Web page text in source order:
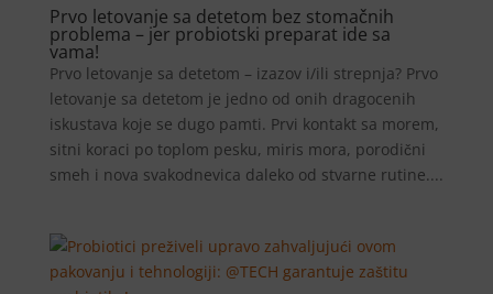
Prvo letovanje sa detetom bez stomačnih
problema – jer probiotski preparat ide sa
vama!
Prvo letovanje sa detetom – izazov i/ili strepnja? Prvo
letovanje sa detetom je jedno od onih dragocenih
iskustava koje se dugo pamti. Prvi kontakt sa morem,
sitni koraci po toplom pesku, miris mora, porodični
smeh i nova svakodnevica daleko od stvarne rutine....